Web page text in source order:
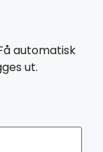
automatisk
ut.